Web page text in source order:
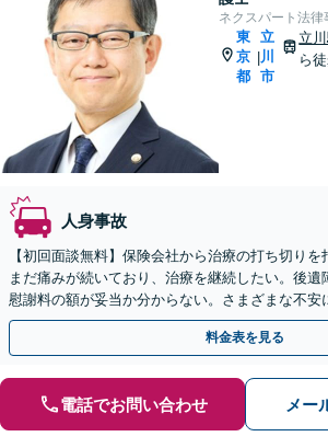
ネクスパート法
東
京
都
|
立
川
市
立
ら
人身事故
【初回面談無料】保険会社から治療の打ち切りを
まだ痛みが続いており、治療を継続したい。後遺
慰謝料の額が妥当か分からない。さまざまな不安
で、お気軽にご連絡ください。ご相談・着手金は
料金表を見る
電話でお問い合わせ メー